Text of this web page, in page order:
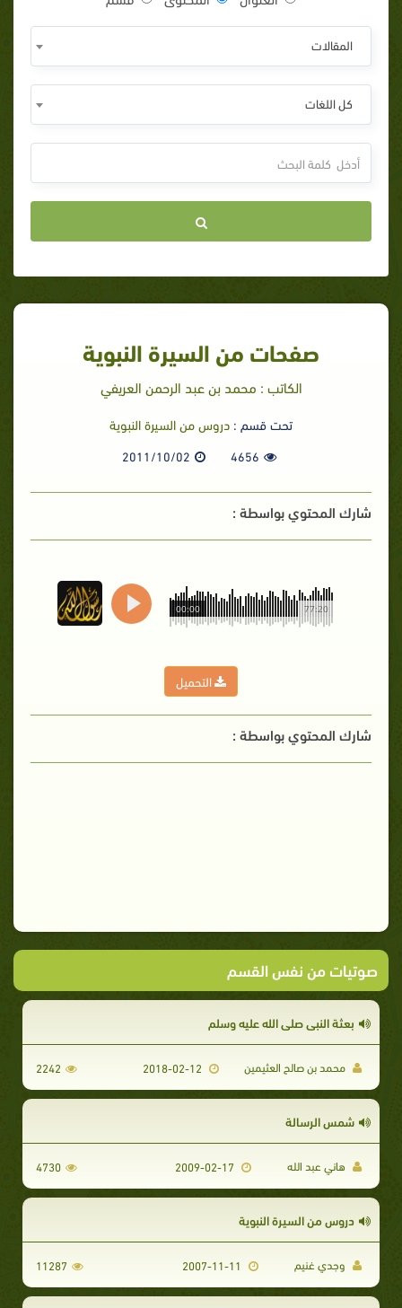
المقالات
كل اللغات
صفحات من السيرة النبوية
الكاتب : محمد بن عبد الرحمن العريفي
تحت قسم : دروس من السيرة النبوية
4656
2011/10/02
شارك المحتوي بواسطة :
77:20
00:00
التحميل
شارك المحتوي بواسطة :
صوتيات من نفس القسم
بعثة النبي صلى الله عليه وسلم
محمد بن صالح العثيمين 2242
شمس الرسالة
هاني عبد الله 4730
دروس من السيرة النبوية
وجدي غنيم 11287